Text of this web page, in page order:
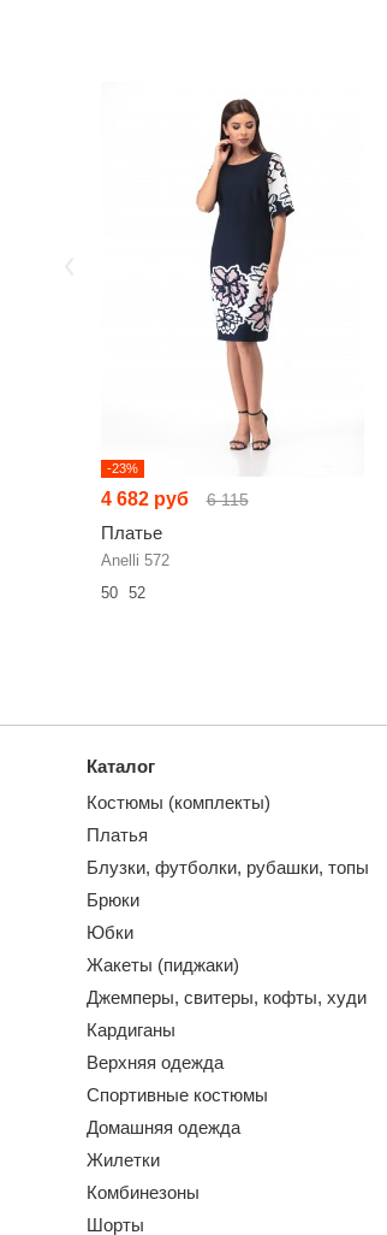
-23%
4 682 руб 6 115
Платье
Anelli 572
50
52
Каталог
Костюмы (комплекты)
Платья
Блузки, футболки, рубашки, топы
Брюки
Юбки
Жакеты (пиджаки)
Джемперы, свитеры, кофты, худи
Кардиганы
Верхняя одежда
Спортивные костюмы
Домашняя одежда
Жилетки
Комбинезоны
Шорты